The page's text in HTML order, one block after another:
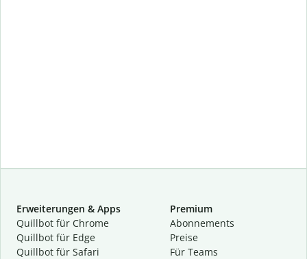
Erweiterungen & Apps
Quillbot für Chrome
Quillbot für Edge
Quillbot für Safari
Premium
Abon­ne­ments
Preise
Für Teams